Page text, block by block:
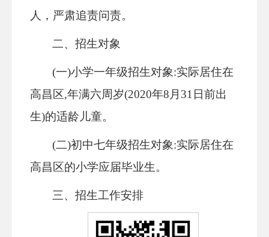
人，严肃追责问责。
二、招生对象
(一)小学一年级招生对象:实际居住在
高昌区,年满六周岁(2020年8月31日前出
生)的适龄儿童。
(二)初中七年级招生对象:实际居住在
高昌区的小学应届毕业生。
三、招生工作安排